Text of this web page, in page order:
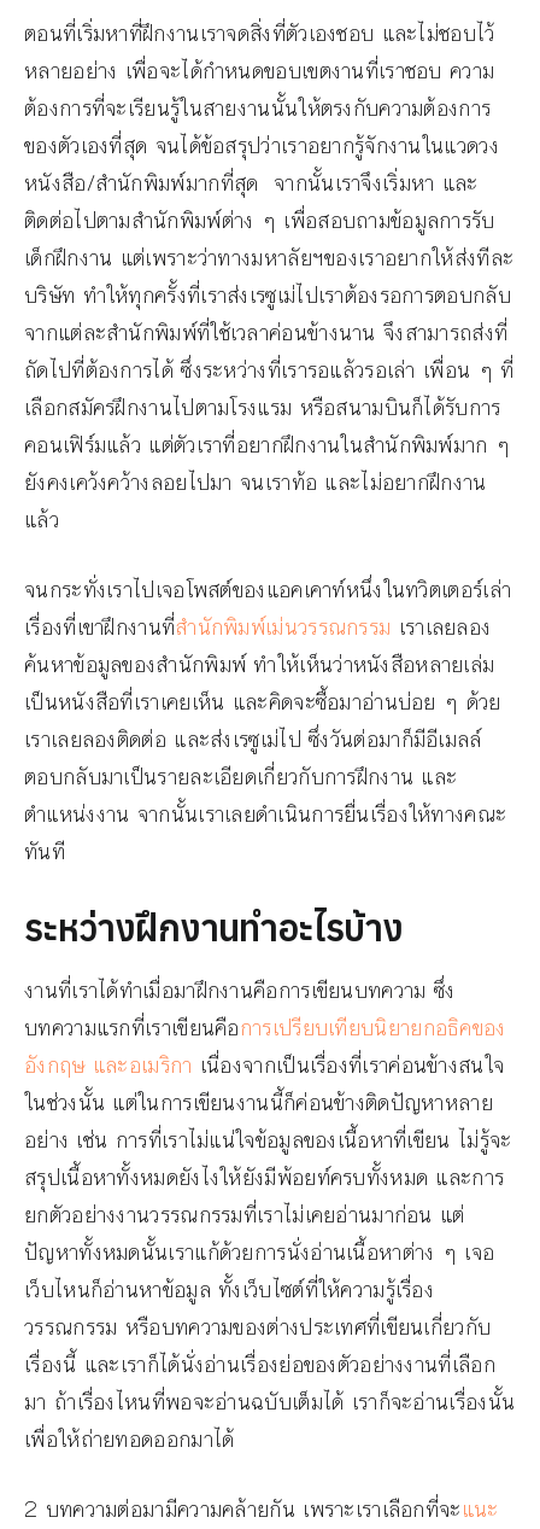
ตอนที่เริ่มหาที่ฝึกงานเราจดสิ่งที่ตัวเองชอบ และไม่ชอบไว้
หลายอย่าง เพื่อจะได้กำหนดขอบเขตงานที่เราชอบ ความ
ต้องการที่จะเรียนรู้ในสายงานนั้นให้ตรงกับความต้องการ
ของตัวเองที่สุด จนได้ข้อสรุปว่าเราอยากรู้จักงานในแวดวง
หนังสือ/สำนักพิมพ์มากที่สุด จากนั้นเราจึงเริ่มหา และ
ติดต่อไปตามสำนักพิมพ์ต่าง ๆ เพื่อสอบถามข้อมูลการรับ
เด็กฝึกงาน แต่เพราะว่าทางมหาลัยฯของเราอยากให้ส่งทีละ
บริษัท ทำให้ทุกครั้งที่เราส่งเรซูเม่ไปเราต้องรอการตอบกลับ
จากแต่ละสำนักพิมพ์ที่ใช้เวลาค่อนข้างนาน จึงสามารถส่งที่
ถัดไปที่ต้องการได้ ซึ่งระหว่างที่เรารอแล้วรอเล่า เพื่อน ๆ ที่
เลือกสมัครฝึกงานไปตามโรงแรม หรือสนามบินก็ได้รับการ
คอนเฟิร์มแล้ว แต่ตัวเราที่อยากฝึกงานในสำนักพิมพ์มาก ๆ
ยังคงเคว้งคว้างลอยไปมา จนเราท้อ และไม่อยากฝึกงาน
แล้ว
จนกระทั่งเราไปเจอโพสต์ของแอคเคาท์หนึ่งในทวิตเตอร์เล่า
เรื่องที่เขาฝึกงานที่สำนักพิมพ์เม่นวรรณกรรม เราเลยลอง
ค้นหาข้อมูลของสำนักพิมพ์ ทำให้เห็นว่าหนังสือหลายเล่ม
เป็นหนังสือที่เราเคยเห็น และคิดจะซื้อมาอ่านบ่อย ๆ ด้วย
เราเลยลองติดต่อ และส่งเรซูเม่ไป ซึ่งวันต่อมาก็มีอีเมลล์
ตอบกลับมาเป็นรายละเอียดเกี่ยวกับการฝึกงาน และ
ตำแหน่งงาน จากนั้นเราเลยดำเนินการยื่นเรื่องให้ทางคณะ
ทันที
ระหว่างฝึกงานทำอะไรบ้าง
งานที่เราได้ทำเมื่อมาฝึกงานคือการเขียนบทความ ซึ่ง
บทความแรกที่เราเขียนคือการเปรียบเทียบนิยายกอธิคของ
อังกฤษ และอเมริกา เนื่องจากเป็นเรื่องที่เราค่อนข้างสนใจ
ในช่วงนั้น แต่ในการเขียนงานนี้ก็ค่อนข้างติดปัญหาหลาย
อย่าง เช่น การที่เราไม่แน่ใจข้อมูลของเนื้อหาที่เขียน ไม่รู้จะ
สรุปเนื้อหาทั้งหมดยังไงให้ยังมีพ้อยท์ครบทั้งหมด และการ
ยกตัวอย่างงานวรรณกรรมที่เราไม่เคยอ่านมาก่อน แต่
ปัญหาทั้งหมดนั้นเราแก้ด้วยการนั่งอ่านเนื้อหาต่าง ๆ เจอ
เว็บไหนก็อ่านหาข้อมูล ทั้งเว็บไซต์ที่ให้ความรู้เรื่อง
วรรณกรรม หรือบทความของต่างประเทศที่เขียนเกี่ยวกับ
เรื่องนี้ และเราก็ได้นั่งอ่านเรื่องย่อของตัวอย่างงานที่เลือก
มา ถ้าเรื่องไหนที่พอจะอ่านฉบับเต็มได้ เราก็จะอ่านเรื่องนั้น
เพื่อให้ถ่ายทอดออกมาได้
2 บทความต่อมามีความคล้ายกัน เพราะเราเลือกที่จะแนะ